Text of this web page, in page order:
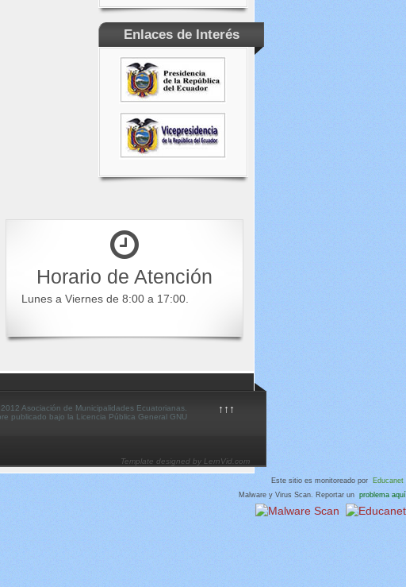
Enlaces de Interés
Horario de Atención
Lunes a Viernes de 8:00 a 17:00.
↑↑↑
Asociación de Municipalidades Ecuatorianas.
publicado bajo la Licencia Pública General GNU
Template designed by LernVid.com
Este sitio es monitoreado por Educanet
Malware y Virus Scan. Reportar un problema aquí